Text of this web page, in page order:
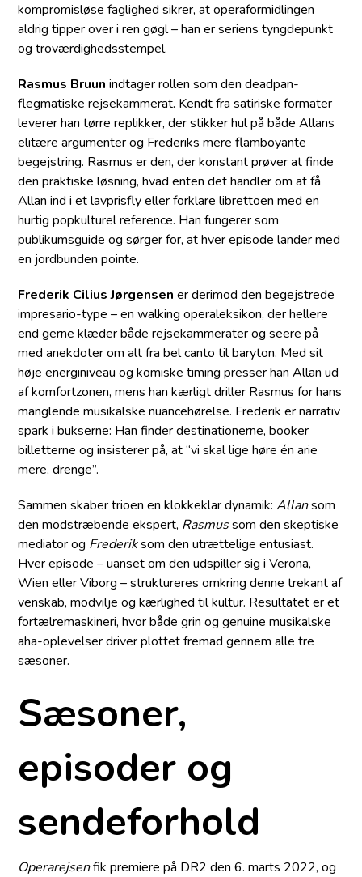
kompromisløse faglighed sikrer, at operaformidlingen
aldrig tipper over i ren gøgl – han er seriens tyngdepunkt
og troværdighedsstempel.
Rasmus Bruun indtager rollen som den deadpan-
flegmatiske rejsekammerat. Kendt fra satiriske formater
leverer han tørre replikker, der stikker hul på både Allans
elitære argumenter og Frederiks mere flamboyante
begejstring. Rasmus er den, der konstant prøver at finde
den praktiske løsning, hvad enten det handler om at få
Allan ind i et lavprisfly eller forklare librettoen med en
hurtig popkulturel reference. Han fungerer som
publikumsguide og sørger for, at hver episode lander med
en jordbunden pointe.
Frederik Cilius Jørgensen er derimod den begejstrede
impresario-type – en walking operaleksikon, der hellere
end gerne klæder både rejsekammerater og seere på
med anekdoter om alt fra bel canto til baryton. Med sit
høje energi­niveau og komiske timing presser han Allan ud
af komfortzonen, mens han kærligt driller Rasmus for hans
manglende musikalske nuancehørelse. Frederik er narrativ
spark i bukserne: Han finder destinationerne, booker
billetterne og insisterer på, at “vi skal lige høre én arie
mere, drenge”.
Sammen skaber trioen en klokkeklar dynamik:Allansom
den modstræbende ekspert, Rasmussom den skeptiske
mediator og Frederiksom den utrættelige entusiast.
Hver episode – uanset om den udspiller sig i Verona,
Wien eller Viborg – struktureres omkring denne trekant af
venskab, modvilje og kærlighed til kultur. Resultatet er et
fortælremaskineri, hvor både grin og genuine musikalske
aha-oplevelser driver plottet fremad gennem alle tre
sæsoner.
Sæsoner,
episoder og
sendeforhold
Operarejsenfik premiere på DR2 den 6. marts 2022, og